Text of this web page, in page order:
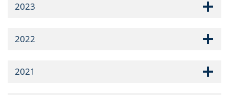
2023
2022
2021